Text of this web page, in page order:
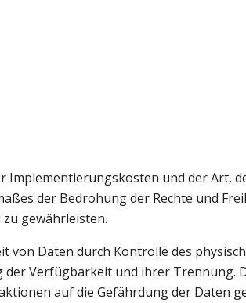
und der Art,
der Bedrohung der Rechte und
gewährleisten.
Daten durch Kontrolle des
der Verfügbarkeit und ihrer Trennung.
auf die Gefährdung der Daten